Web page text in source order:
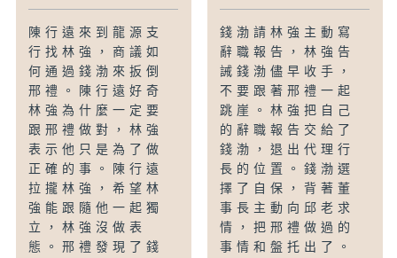
陳行遠來到龍源支
行找林強，商議如
何通過錢渤來扳倒
邢禮。陳行遠好奇
林強為什麼一定要
跟邢禮做對，林強
表示他只是為了做
正確的事。陳行遠
拉攏林強，希望林
強能跟隨他一起獨
立，林強沒做表
態。邢禮發現了錢
錢渤請林強主動寫
辭職報告，林強告
誡錢渤儘早收手，
不要跟著邢禮一起
跳崖。林強把自己
的辭職報告交給了
錢渤，退出代理行
長的位置。錢渤選
擇了自保，背著董
事長主動向邱老求
情，把邢禮做過的
事情和盤托出了。